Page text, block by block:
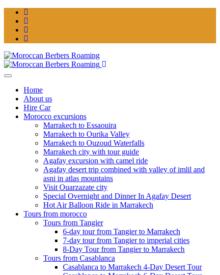
Home
About us
Hire Car
Morocco excursions
Marrakech to Essaouira
Marrakech to Ourika Valley
Marrakech to Ouzoud Waterfalls
Marrakech city with tour guide
Agafay excursion with camel ride
Agafay desert trip combined with valley of imlil and
asni in atlas mountains
Visit Ouarzazate city
Special Overnight and Dinner In Agafay Desert
Hot Air Balloon Ride in Marrakech
Tours from morocco
Tours from Tangier
6-day tour from Tangier to Marrakech
7-day tour from Tangier to imperial cities
8-Day Tour from Tangier to Marrakech
Tours from Casablanca
Casablanca to Marrakech 4-Day Desert Tour